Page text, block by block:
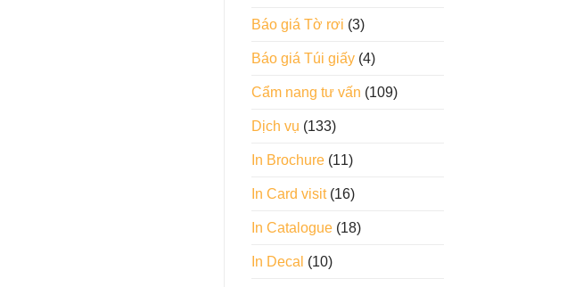
Báo giá Tờ rơi (3)
Báo giá Túi giấy(4)
Cẩm nang tư vấn (109)
Dịch vụ (133)
In Brochure(11)
In Card visit(16)
In Catalogue(18)
In Decal (10)